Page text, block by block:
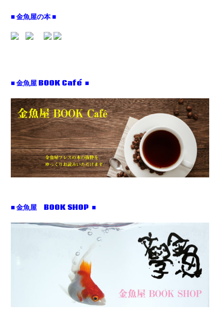
■ 金魚屋の本 ■
■ 金魚屋 BOOK Café ■
■ 金魚屋 BOOK SHOP ■